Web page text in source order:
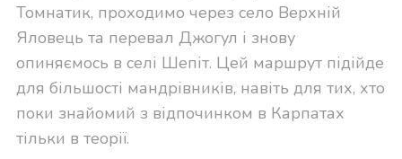
Томнатик, проходимо через село Верхній
Яловець та перевал Джогул і знову
опиняємось в селі Шепіт. Цей маршрут підійде
для більшості мандрівників, навіть для тих, хто
поки знайомий з відпочинком в Карпатах
тільки в теорії.